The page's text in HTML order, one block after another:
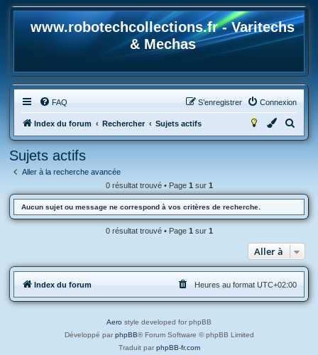
www.robotechcollections.fr - Varitechs
& Mechas
FAQ Connexion
S’enregistrer
Index du forum Rechercher Sujets actifs
e
e
c
h
e
Sujets actifs
Aller à la recherche avancée
0 résultat trouvé • Page 1 sur 1
Aucun sujet ou message ne correspond à vos critères de recherche.
0 résultat trouvé • Page 1 sur 1
Aller à
Index du forum Heures au format UTC+02:00
Aero style developed for phpBB
Développé par phpBB® Forum Software © phpBB Limited
Traduit par phpBB-fr.com